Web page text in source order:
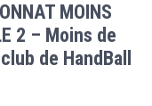
MOINS
2 – Moins de
de HandBall